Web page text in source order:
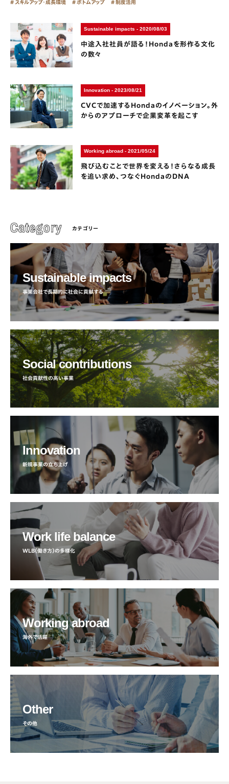
スキルアップ・成長環境 ボトムアップ 制度活用
Sustainable impacts - 2020/08/03
中途入社社員が語る！Hondaを形作る文化
の数々
Innovation - 2023/08/21
CVCで加速するHondaのイノベーション。外
からのアプローチで企業変革を起こす
Working abroad - 2021/05/24
飛び込むことで世界を変える！さらなる成長
を追い求め、つなぐHondaのDNA
カテゴリー
Sustainable impacts
事業会社で長期的に社会に貢献する
Social contributions
社会貢献性の高い事業
Innovation
新規事業の立ち上げ
Work life balance
WLB（働き方）の多様化
Working abroad
海外で活躍
Other
その他